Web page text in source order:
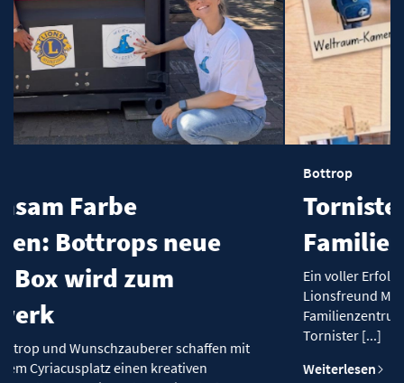
mit
Tornister-Aktion bewegt
Familien in Bottrop
Ein voller Erfolg für den guten Zweck! Unser
Lionsfreund Michael Ortmann hat dem AWO-
Familienzentrum „Bunte Welt“ in Bottrop über 30
Weiterlesen